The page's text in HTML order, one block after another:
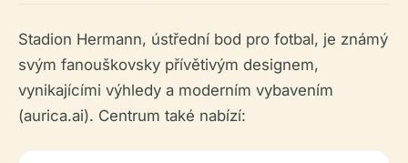
Stadion Hermann, ústřední bod pro fotbal, je známý
svým fanouškovsky přívětivým designem,
vynikajícími výhledy a moderním vybavením
(aurica.ai). Centrum také nabízí: